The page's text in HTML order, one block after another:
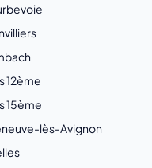
12ème
15ème
lès-Avignon